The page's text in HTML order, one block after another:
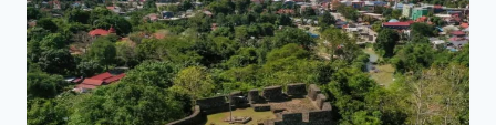
RUMAH
SUKU
BAJO
SULAWESI
TENGGARA